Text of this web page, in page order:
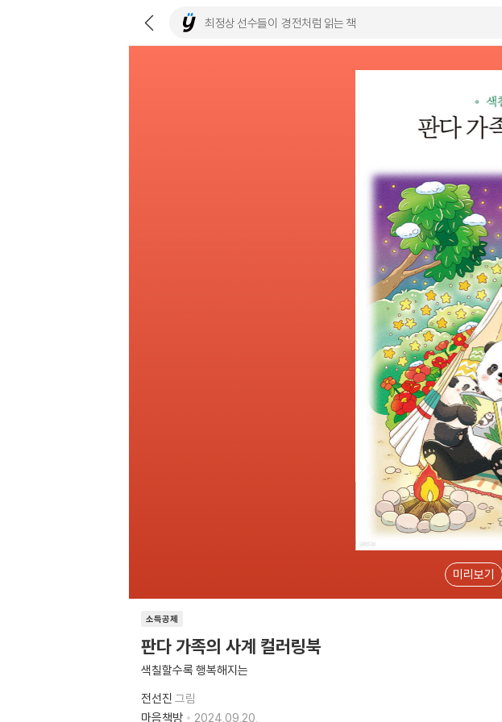
미리보기
소득공제
판다 가족의 사계 컬러링북
색칠할수록 행복해지는
전선진 그림
마음책방
2024.09.20.